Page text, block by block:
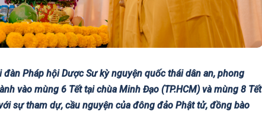
Pháp hội Dược Sư kỳ nguyện quốc thái dân an, phong
vào mùng 6 Tết tại chùa Minh Đạo (TP.HCM) và mùng 8 Tết
sự tham dự, cầu nguyện của đông đảo Phật tử, đồng bào